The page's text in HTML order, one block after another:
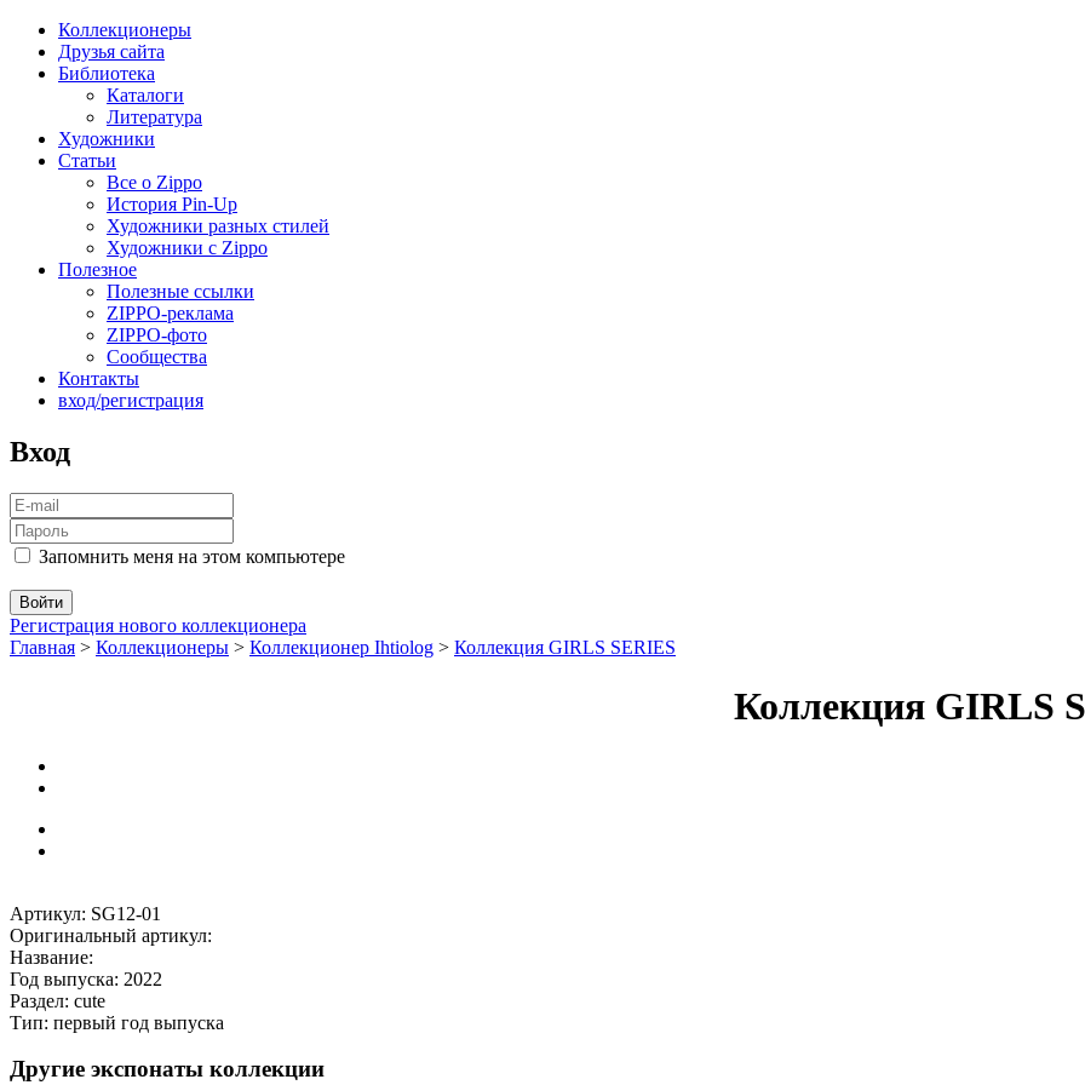
Коллекционеры
Друзья сайта
Библиотека
Каталоги
Литература
Художники
Статьи
Все о Zippo
История Pin-Up
Художники разных стилей
Художники с Zippo
Полезное
Полезные ссылки
ZIPPO-реклама
ZIPPO-фото
Сообщества
Контакты
вход/регистрация
Вход
Запомнить меня на этом компьютере
Регистрация нового коллекционера
Главная > Коллекционеры > Коллекционер Ihtiolog > Коллекция GIRLS SERIES
Коллекция GIRLS
Артикул: SG12-01
Оригинальный артикул:
Название:
Год выпуска: 2022
Раздел: cute
Тип: первый год выпуска
Другие экспонаты коллекции